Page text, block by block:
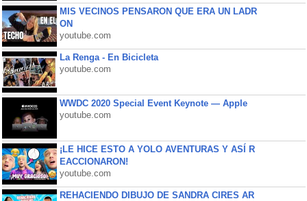
MIS VECINOS PENSARON QUE ERA UN LADR
ON
youtube.com
La Renga - En Bicicleta
youtube.com
WWDC 2020 Special Event Keynote — Apple
youtube.com
¡LE HICE ESTO A YOLO AVENTURAS Y ASÍ R
EACCIONARON!
youtube.com
REHACIENDO DIBUJO DE SANDRA CIRES AR